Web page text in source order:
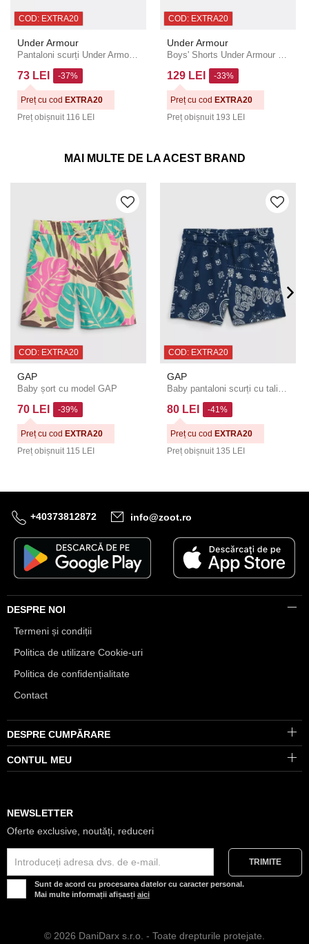
COD: EXTRA20
Under Armour
73 LEI
Preț obișnuit 116 LEI
-37%
Preț cu cod EXTRA20
COD: EXTRA20
Under Armour
129 LEI
Preț obișnuit 193 LEI
-33%
Preț cu cod EXTRA20
MAI MULTE DE LA ACEST BRAND
COD: EXTRA20
GAP
Baby șort cu model GAP
70 LEI
Preț obișnuit 115 LEI
-39%
Preț cu cod EXTRA20
COD: EXTRA20
GAP
Baby pantaloni scurți cu talie elastică GAP
80 LEI
Preț obișnuit 135 LEI
-41%
Preț cu cod EXTRA20
+40373812872 info@zoot.ro
DESPRE NOI
Termeni și condiții
Politica de utilizare Cookie-uri
Politica de confidențialitate
Contact
DESPRE CUMPĂRARE
CONTUL MEU
NEWSLETTER
Oferte exclusive, noutăți, reduceri
Sunt de acord cu procesarea datelor cu caracter personal.
Mai multe informații afișasți aici
© 2026 DaniDarx s.r.o. - Toate drepturile protejate.